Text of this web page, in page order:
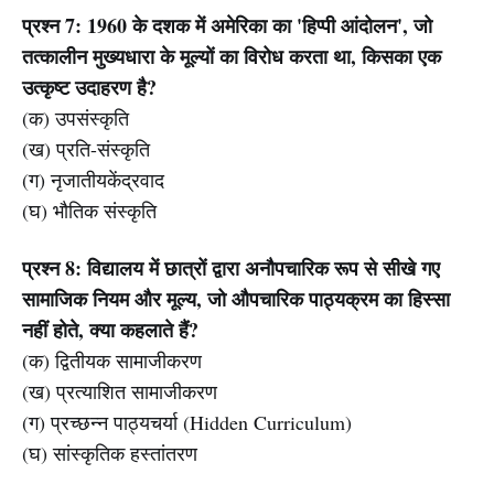
प्रश्न 7: 1960 के दशक में अमेरिका का 'हिप्पी आंदोलन', जो
तत्कालीन मुख्यधारा के मूल्यों का विरोध करता था, किसका एक
उत्कृष्ट उदाहरण है?
(क) उपसंस्कृति
(ख) प्रति-संस्कृति
(ग) नृजातीयकेंद्रवाद
(घ) भौतिक संस्कृति
प्रश्न 8: विद्यालय में छात्रों द्वारा अनौपचारिक रूप से सीखे गए
सामाजिक नियम और मूल्य, जो औपचारिक पाठ्यक्रम का हिस्सा
नहीं होते, क्या कहलाते हैं?
(क) द्वितीयक सामाजीकरण
(ख) प्रत्याशित सामाजीकरण
(ग) प्रच्छन्न पाठ्यचर्या (Hidden Curriculum)
(घ) सांस्कृतिक हस्तांतरण